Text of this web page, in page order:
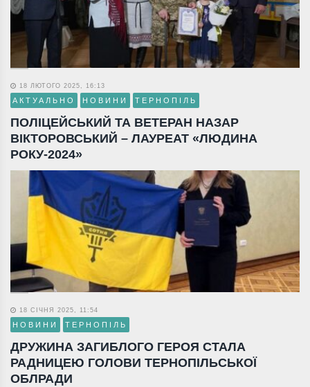
18 ЛЮТОГО 2025, 16:13
АКТУАЛЬНО НОВИНИ ТЕРНОПІЛЬ
ПОЛІЦЕЙСЬКИЙ ТА ВЕТЕРАН НАЗАР
ВІКТОРОВСЬКИЙ – ЛАУРЕАТ «ЛЮДИНА
РОКУ-2024»
18 СІЧНЯ 2025, 11:54
НОВИНИ ТЕРНОПІЛЬ
ДРУЖИНА ЗАГИБЛОГО ГЕРОЯ СТАЛА
РАДНИЦЕЮ ГОЛОВИ ТЕРНОПІЛЬСЬКОЇ
ОБЛРАДИ